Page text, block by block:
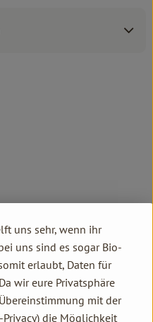
steht seit über 40 Jahren
uns sehr, wenn ihr
uns sind es sogar Bio-
erlaubt, Daten für
wir eure Privatsphäre
mit der
die Möglichkeit